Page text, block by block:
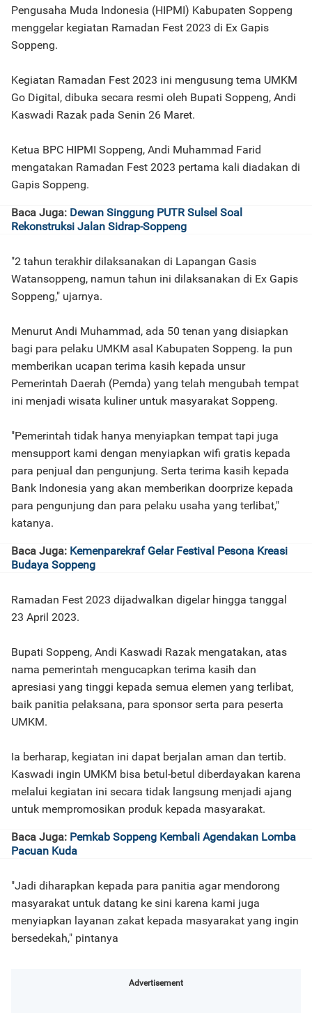
Pengusaha Muda Indonesia (HIPMI) Kabupaten Soppeng
menggelar kegiatan Ramadan Fest 2023 di Ex Gapis
Soppeng.
Kegiatan Ramadan Fest 2023 ini mengusung tema UMKM
Go Digital, dibuka secara resmi oleh Bupati Soppeng, Andi
Kaswadi Razak pada Senin 26 Maret.
Ketua BPC HIPMI Soppeng, Andi Muhammad Farid
mengatakan Ramadan Fest 2023 pertama kali diadakan di
Gapis Soppeng.
Baca Juga: Dewan Singgung PUTR Sulsel Soal
Rekonstruksi Jalan Sidrap-Soppeng
"2 tahun terakhir dilaksanakan di Lapangan Gasis
Watansoppeng, namun tahun ini dilaksanakan di Ex Gapis
Soppeng," ujarnya.
Menurut Andi Muhammad, ada 50 tenan yang disiapkan
bagi para pelaku UMKM asal Kabupaten Soppeng. Ia pun
memberikan ucapan terima kasih kepada unsur
Pemerintah Daerah (Pemda) yang telah mengubah tempat
ini menjadi wisata kuliner untuk masyarakat Soppeng.
"Pemerintah tidak hanya menyiapkan tempat tapi juga
mensupport kami dengan menyiapkan wifi gratis kepada
para penjual dan pengunjung. Serta terima kasih kepada
Bank Indonesia yang akan memberikan doorprize kepada
para pengunjung dan para pelaku usaha yang terlibat,"
katanya.
Baca Juga: Kemenparekraf Gelar Festival Pesona Kreasi
Budaya Soppeng
Ramadan Fest 2023 dijadwalkan digelar hingga tanggal
23 April 2023.
Bupati Soppeng, Andi Kaswadi Razak mengatakan, atas
nama pemerintah mengucapkan terima kasih dan
apresiasi yang tinggi kepada semua elemen yang terlibat,
baik panitia pelaksana, para sponsor serta para peserta
UMKM.
Ia berharap, kegiatan ini dapat berjalan aman dan tertib.
Kaswadi ingin UMKM bisa betul-betul diberdayakan karena
melalui kegiatan ini secara tidak langsung menjadi ajang
untuk mempromosikan produk kepada masyarakat.
Baca Juga: Pemkab Soppeng Kembali Agendakan Lomba
Pacuan Kuda
"Jadi diharapkan kepada para panitia agar mendorong
masyarakat untuk datang ke sini karena kami juga
menyiapkan layanan zakat kepada masyarakat yang ingin
bersedekah," pintanya
Advertisement